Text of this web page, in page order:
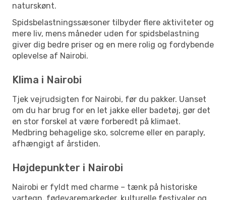
naturskønt.
Spidsbelastningssæsoner tilbyder flere aktiviteter og
mere liv, mens måneder uden for spidsbelastning
giver dig bedre priser og en mere rolig og fordybende
oplevelse af Nairobi.
Klima i Nairobi
Tjek vejrudsigten for Nairobi, før du pakker. Uanset
om du har brug for en let jakke eller badetøj, gør det
en stor forskel at være forberedt på klimaet.
Medbring behagelige sko, solcreme eller en paraply,
afhængigt af årstiden.
Højdepunkter i Nairobi
Nairobi er fyldt med charme – tænk på historiske